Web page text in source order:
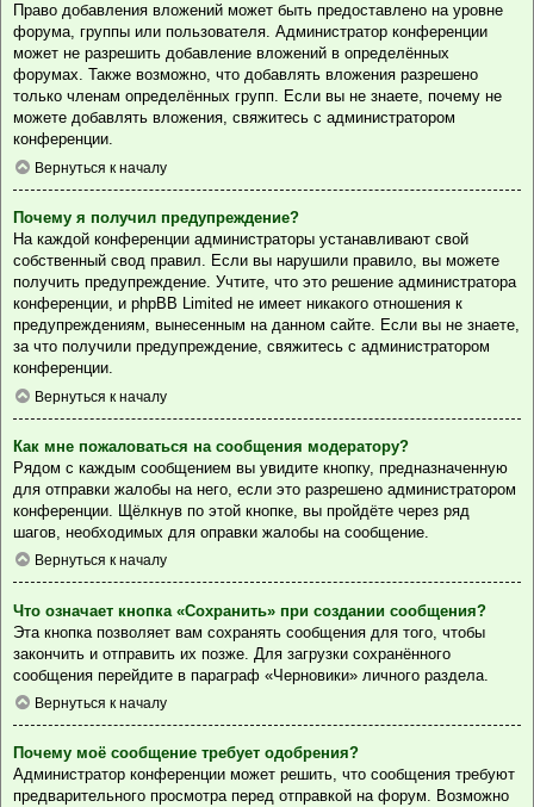
Право добавления вложений может быть предоставлено на уровне
форума, группы или пользователя. Администратор конференции
может не разрешить добавление вложений в определённых
форумах. Также возможно, что добавлять вложения разрешено
только членам определённых групп. Если вы не знаете, почему не
можете добавлять вложения, свяжитесь с администратором
конференции.
Вернуться к началу
Почему я получил предупреждение?
На каждой конференции администраторы устанавливают свой
собственный свод правил. Если вы нарушили правило, вы можете
получить предупреждение. Учтите, что это решение администратора
конференции, и phpBB Limited не имеет никакого отношения к
предупреждениям, вынесенным на данном сайте. Если вы не знаете,
за что получили предупреждение, свяжитесь с администратором
конференции.
Вернуться к началу
Как мне пожаловаться на сообщения модератору?
Рядом с каждым сообщением вы увидите кнопку, предназначенную
для отправки жалобы на него, если это разрешено администратором
конференции. Щёлкнув по этой кнопке, вы пройдёте через ряд
шагов, необходимых для оправки жалобы на сообщение.
Вернуться к началу
Что означает кнопка «Сохранить» при создании сообщения?
Эта кнопка позволяет вам сохранять сообщения для того, чтобы
закончить и отправить их позже. Для загрузки сохранённого
сообщения перейдите в параграф «Черновики» личного раздела.
Вернуться к началу
Почему моё сообщение требует одобрения?
Администратор конференции может решить, что сообщения требуют
предварительного просмотра перед отправкой на форум. Возможно